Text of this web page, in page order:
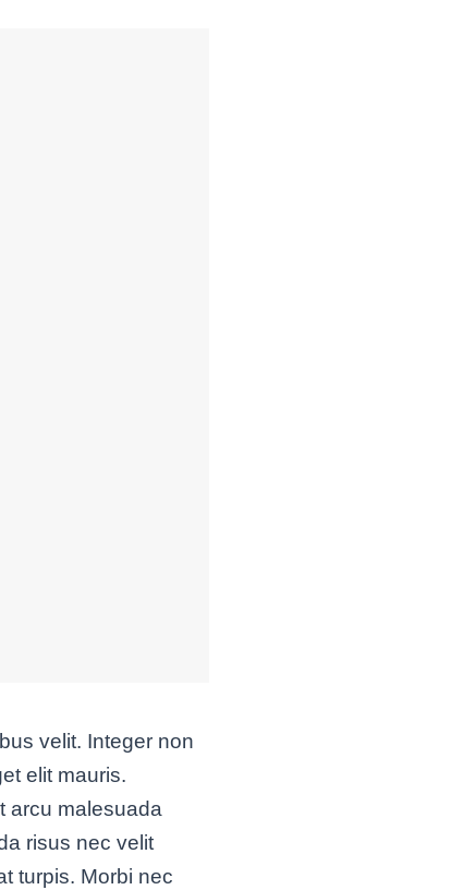
velit. Integer non
elit mauris.
arcu malesuada
risus nec velit
turpis. Morbi nec